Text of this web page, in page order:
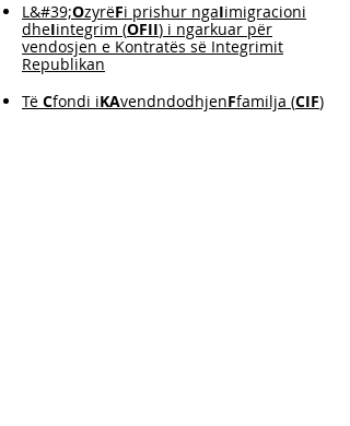
L&#39;OzyrëFi prishur ngaIimigracioni
dheIintegrim (OFII) i ngarkuar për
vendosjen e Kontratës së Integrimit
Republikan
Të Cfondi iKAvendndodhjenFfamilja (CIF)